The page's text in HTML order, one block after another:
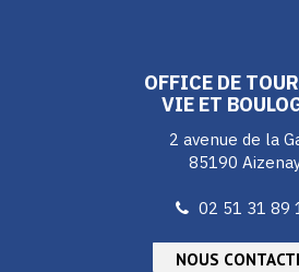
OFFICE DE
VIE ET
2 avenue de la
85190
02 51 31 89
NOUS